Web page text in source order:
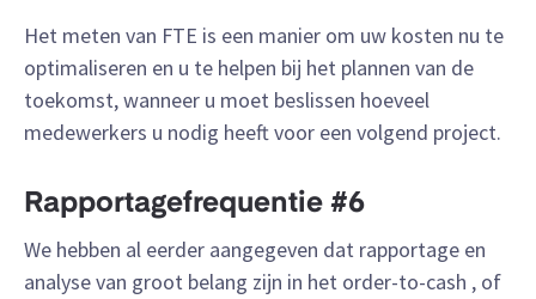
Het meten van FTE is een manier om uw kosten nu te
optimaliseren en u te helpen bij het plannen van de
toekomst, wanneer u moet beslissen hoeveel
medewerkers u nodig heeft voor een volgend project.
Rapportagefrequentie #6
We hebben al eerder aangegeven dat rapportage en
analyse van groot belang zijn in het order-to-cash , of